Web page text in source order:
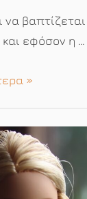
να
και εφόσον η …
»